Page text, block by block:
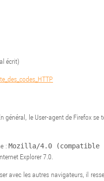
écrit)
le User-agent de Firefox
: Mozilla/4.0 (compatible
Explorer 7.0.
avec les autres navigateurs, il